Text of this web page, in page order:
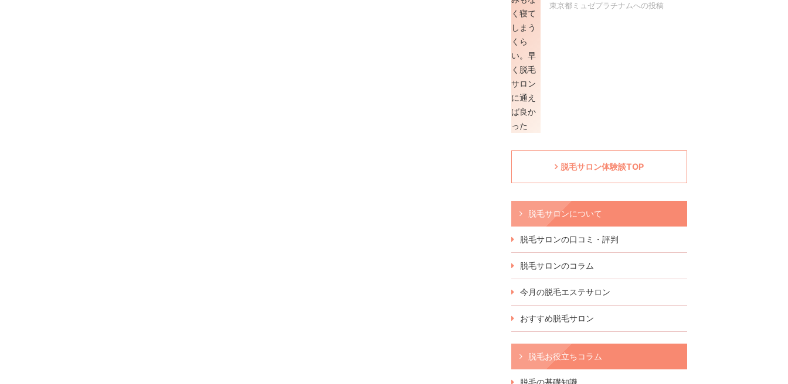
東京都ミュゼプラチナムへの投稿
脱毛サロン体験談TOP
脱毛サロンについて
脱毛サロンの口コミ・評判
脱毛サロンのコラム
今月の脱毛エステサロン
おすすめ脱毛サロン
脱毛お役立ちコラム
脱毛の基礎知識